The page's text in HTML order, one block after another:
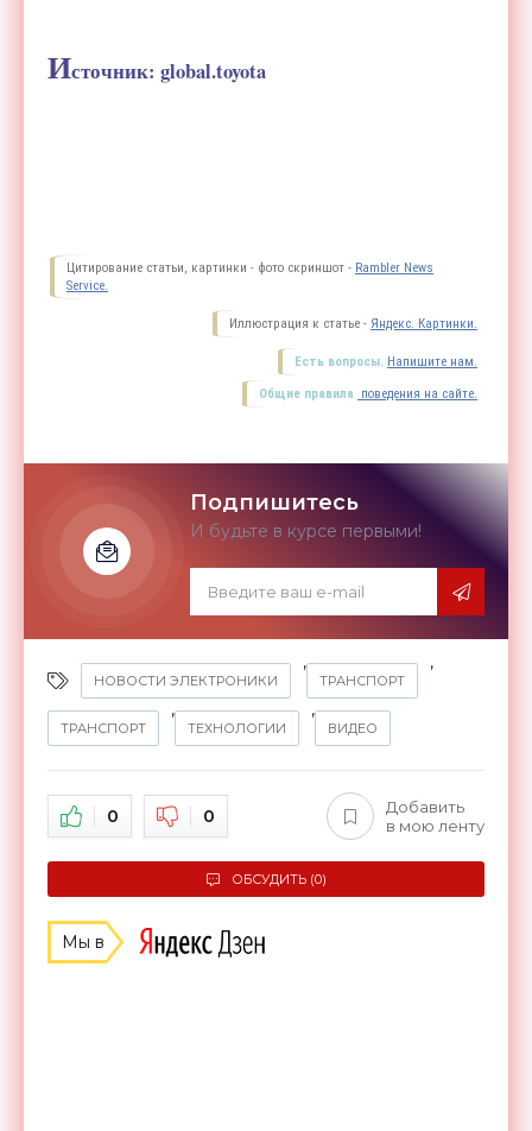
Источник: global.toyota
Цитирование статьи, картинки - фото скриншот - Rambler News
Service.
Иллюстрация к статье - Яндекс. Картинки.
Есть вопросы. Напишите нам.
Общие правила поведения на сайте.
Подпишитесь
И будьте в курсе первыми!
НОВОСТИ ЭЛЕКТРОНИКИ
,
ТРАНСПОРТ
,
ТРАНСПОРТ
,
ТЕХНОЛОГИИ
,
ВИДЕО
0 0
Добавить
в мою ленту
ОБСУДИТЬ (0)
Мы в